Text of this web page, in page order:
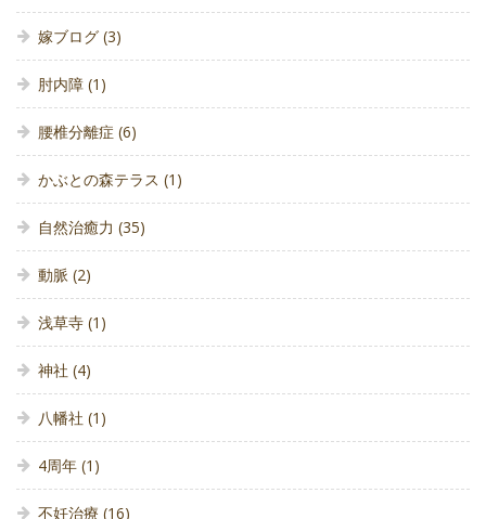
嫁ブログ (3)
肘内障 (1)
腰椎分離症 (6)
かぶとの森テラス (1)
自然治癒力 (35)
動脈 (2)
浅草寺 (1)
神社 (4)
八幡社 (1)
4周年 (1)
不妊治療 (16)